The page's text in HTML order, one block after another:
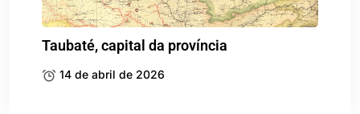
Taubaté, capital da província
14 de abril de 2026